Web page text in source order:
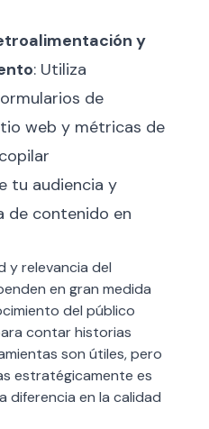
y
: Utiliza
de
web y métricas de
tu audiencia y
de contenido en
y relevancia del
en gran medida
del público
contar historias
son útiles, pero
estratégicamente es
diferencia en la calidad